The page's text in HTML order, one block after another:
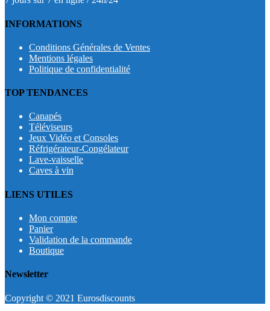
INFORMATIONS
Conditions Générales de Ventes
Mentions légales
Politique de confidentialité
TOP TENDANCES
Canapés
Téléviseurs
Jeux Vidéo et Consoles
Réfrigérateur-Congélateur
Lave-vaisselle
Caves à vin
LIENS UTILES
Mon compte
Panier
Validation de la commande
Boutique
Newsletter
Copyright © 2021 Eurosdiscounts